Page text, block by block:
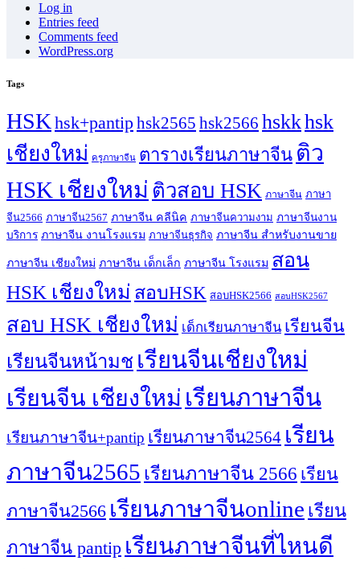
Log in
Entries feed
Comments feed
WordPress.org
Tags
HSKhsk+pantiphsk2565 hsk2566 hskkhsk
เชียงใหม่ ครูภาษาจีน ตารางเรียนภาษาจีน ติว
HSK เชียงใหม่ ติวสอบ HSK ภาษาจีน ภาษา
จีน2566 ภาษาจีน2567 ภาษาจีน คลีนิค ภาษาจีนความงาม ภาษาจีนงาน
บริการ ภาษาจีน งานโรงแรม ภาษาจีนธุรกิจ ภาษาจีน สำหรับงานขาย
ภาษาจีน เชียงใหม่ ภาษาจีน เด็กเล็ก ภาษาจีน โรงแรม สอน
HSK เชียงใหม่ สอบHSK สอบHSK2566 สอบHSK2567
สอบ HSK เชียงใหม่ เด็กเรียนภาษาจีน เรียนจีน
เรียนจีนหน้ามช เรียนจีนเชียงใหม่
เรียนจีน เชียงใหม่ เรียนภาษาจีน
เรียนภาษาจีน+pantip เรียนภาษาจีน2564 เรียน
ภาษาจีน2565 เรียนภาษาจีน 2566 เรียน
ภาษาจีน2566 เรียนภาษาจีนonline เรียน
ภาษาจีน pantip เรียนภาษาจีนที่ไหนดี